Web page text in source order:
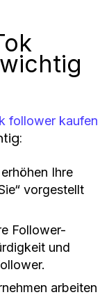
follower kaufen
Ihre
vorgestellt
Follower-
und
arbeiten